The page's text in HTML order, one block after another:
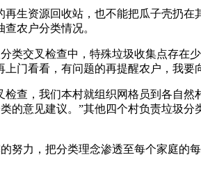
生资源回收站，也不能把瓜子壳扔
农户分类情况。
类交叉检查中， 特殊垃圾收集点存在
门看看，有问题的再提醒农户，我要
查，我们本村就组织网格员到各自
意见建议。”其他四个村负责垃圾
努力，把分类理念渗透至每个家庭的